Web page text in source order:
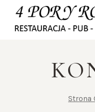
Przejdź
Strona